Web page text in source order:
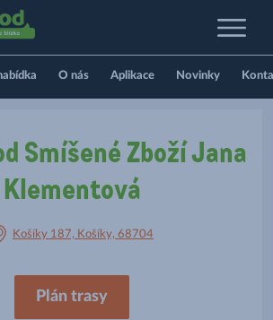
O nás Aplikace Novinky
Smíšené Zboží Jana
Klementová
Košíky 187, Košíky, 68704
Plán trasy